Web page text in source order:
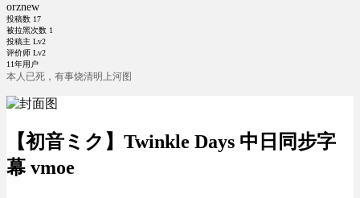
orznew
投稿数 17
被拉黑次数 1
投稿主 Lv2
评价师 Lv2
11年用户
本人已死，有事烧清明上河图
【初音ミク】Twinkle Days 中日同步字
幕 vmoe